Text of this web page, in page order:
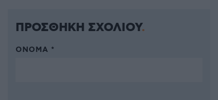
ΠΡΟΣΘΗΚΗ ΣΧΟΛΙΟΥ
ΌΝΟΜΑ *